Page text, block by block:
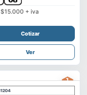
$15.000 + iva
Cotizar
Ver